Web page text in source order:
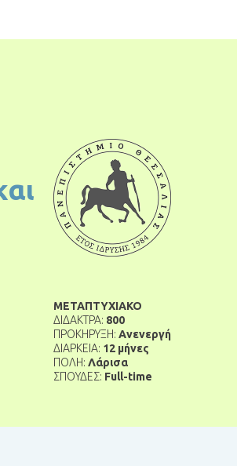
ΜΕΤΑΠΤΥΧΙΑΚΟ
ΔΙΔΑΚΤΡΑ: 800
ΠΡΟΚΗΡΥΞΗ:Ανενεργή
ΔΙΑΡΚΕΙΑ: 12 μήνες
ΠΟΛΗ:Λάρισα
ΣΠΟΥΔΕΣ: Full-time